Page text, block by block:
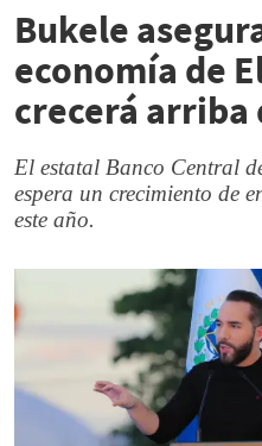
Bukele
economía de
crecerá arriba
El estatal Banco Central
espera un crecimiento de
este año.